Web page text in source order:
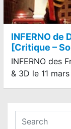
INFERNO de
[Critique –
INFERNO des
& 3D le 11